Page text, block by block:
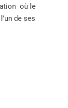
où le
de ses